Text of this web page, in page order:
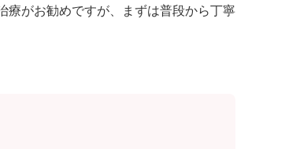
療がお勧めですが、まずは普段から丁寧